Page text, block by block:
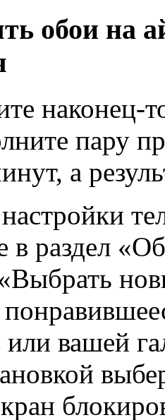
обои на
наконец-
пару
а
в раздел
или вашей